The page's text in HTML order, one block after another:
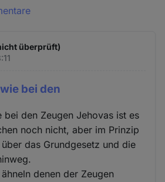
überprüft)
bei den
bei den Zeugen Jehovas ist es
noch nicht, aber im Prinzip
das Grundgesetz und die
denen der Zeugen